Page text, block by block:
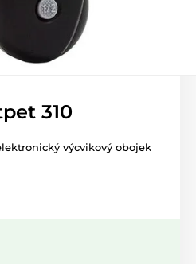
310
výcvikový obojek